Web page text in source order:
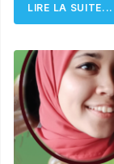
LIRE LA SUITE...